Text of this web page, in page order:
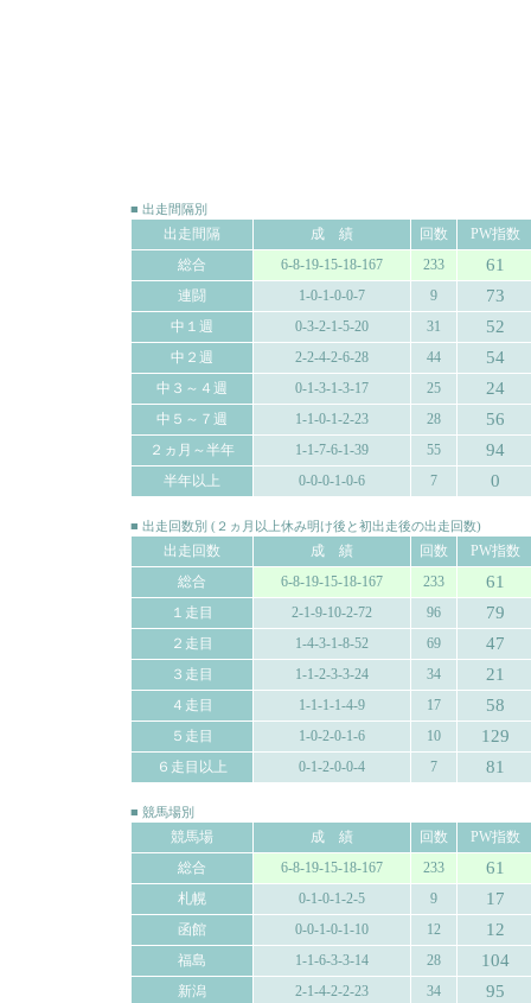
■ 出走間隔別
出走間隔 成 績 回数
PW指数
総合
6-8-19-15-18-167 233 61
連闘 1-0-1-0-0-7 9 73
中１週 0-3-2-1-5-20 31 52
中２週 2-2-4-2-6-28 44 54
中３～４週 0-1-3-1-3-17 25 24
中５～７週 1-1-0-1-2-23 28 56
２ヵ月～半年 1-1-7-6-1-39 55 94
半年以上 0-0-0-1-0-6 7 0
■ 出走回数別 (２ヵ月以上休み明け後と初出走後の出走回数)
出走回数 成 績 回数
PW指数
総合
6-8-19-15-18-167 233 61
１走目 2-1-9-10-2-72 96 79
２走目 1-4-3-1-8-52 69 47
３走目 1-1-2-3-3-24 34 21
４走目 1-1-1-1-4-9 17 58
５走目 1-0-2-0-1-6 10 129
６走目以上 0-1-2-0-0-4 7 81
■ 競馬場別
競馬場 成 績 回数
PW指数
総合
6-8-19-15-18-167 233 61
札幌 0-1-0-1-2-5 9 17
函館 0-0-1-0-1-10 12 12
福島 1-1-6-3-3-14 28 104
新潟 2-1-4-2-2-23 34 95